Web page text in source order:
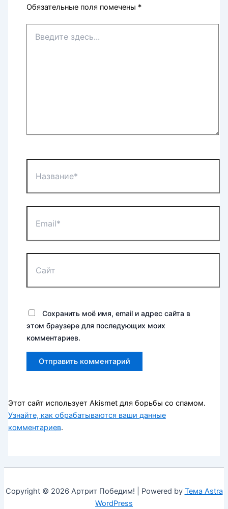
Обязательные поля помечены *
здесь...
Сохранить моё имя, email и адрес сайта в
этом браузере для последующих моих
комментариев.
Этот сайт использует Akismet для борьбы со спамом.
Узнайте, как обрабатываются ваши данные
комментариев.
Copyright © 2026 Артрит Победим! | Powered by Тема Astra
WordPress